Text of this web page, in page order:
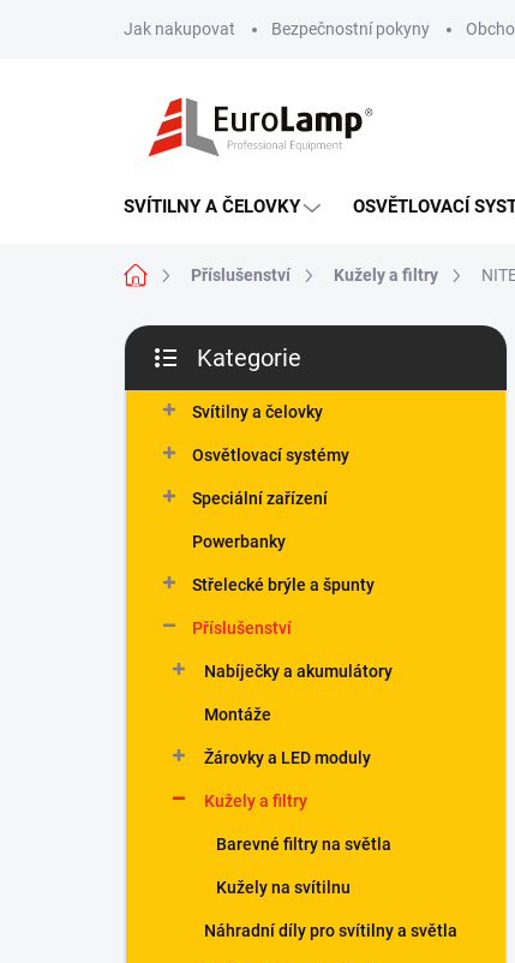
Jak nakupovat Bezpečnostní pokyny
SVÍTILNY A ČELOVKY OSVĚTLOVACÍ
Domů Příslušenství Kužely a filtry
P
s
kategorie
Kategorie
Svítilny a čelovky
Osvětlovací systémy
Speciální zařízení
Powerbanky
Střelecké brýle a špunty
Příslušenství
Nabíječky a akumulátory
Montáže
Žárovky a LED moduly
Kužely a filtry
Barevné filtry na světla
Kužely na svítilnu
Náhradní díly pro svítilny a světla